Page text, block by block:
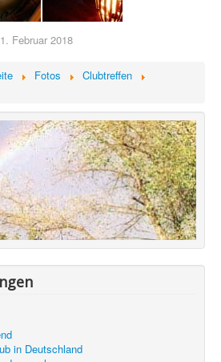
Februar 2018
Fotos
Clubtreffen
in Deutschland